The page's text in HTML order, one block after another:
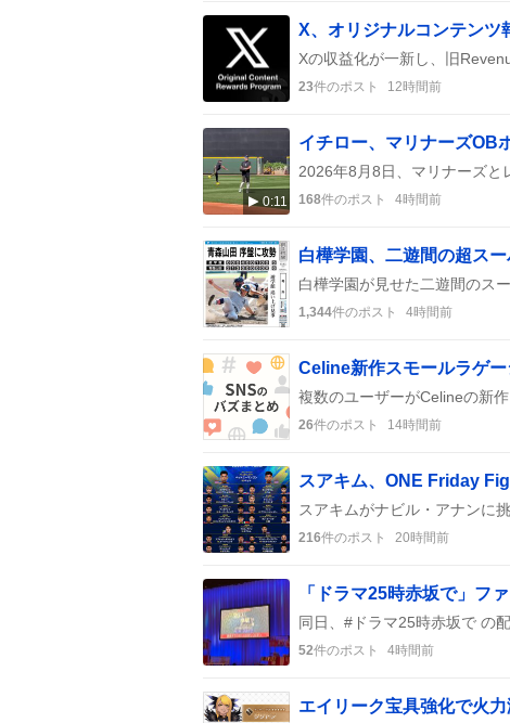
23件のポスト 12時間前
0:11
イチロー、マリナーズOB
168件のポスト 4時間前
1,344件のポスト 4時間前
26件のポスト 14時間前
スアキム、ONE Friday
216件のポスト 20時間前
52件のポスト 4時間前